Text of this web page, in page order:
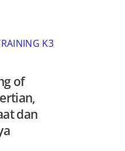
K3
of
dan